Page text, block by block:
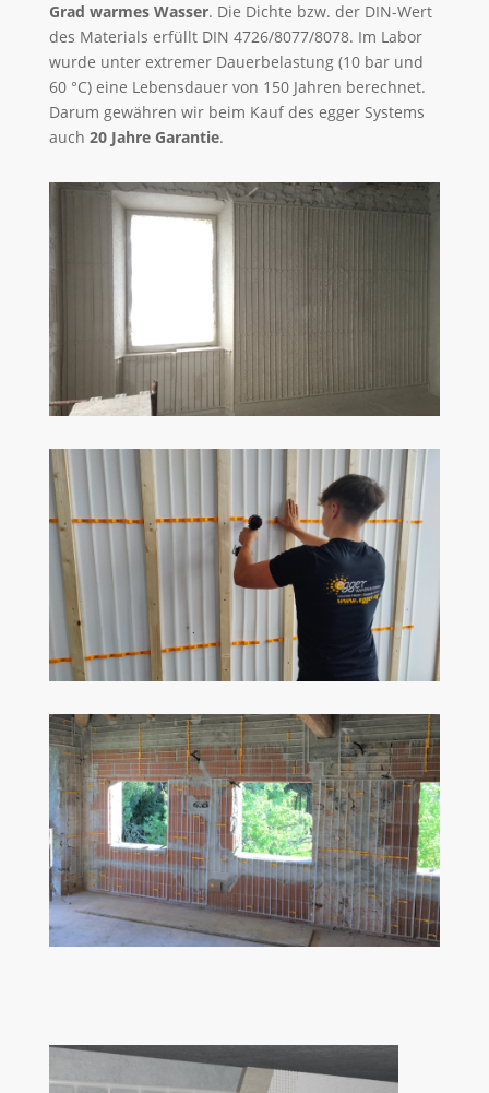
Grad warmes Wasser. Die Dichte bzw. der DIN-Wert
des Materials erfüllt DIN 4726/8077/8078. Im Labor
wurde unter extremer Dauerbelastung (10 bar und
60 °C) eine Lebensdauer von 150 Jahren berechnet.
Darum gewähren wir beim Kauf des egger Systems
auch 20 Jahre Garantie.